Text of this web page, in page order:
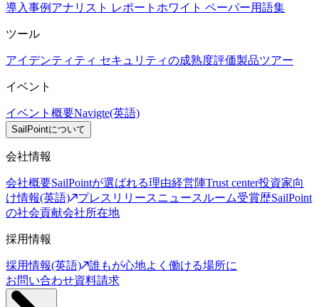
導入事例 アナリスト レポート ホワイト ペーパー用語集
ツール
アイデンティティ セキュリティの成熟度評価製品ツアー
イベント
イベント概要Navigte(英語)
SailPointについて
会社情報
会社概要SailPointが選ばれる理由経営陣Trust center投資家向
け情報(英語)
プレスリリースニュースルーム受賞歴SailPoint
の社会貢献会社所在地
採用情報
採用情報(英語)
誰もが心地よく働ける場所に
お問い合わせ資料請求